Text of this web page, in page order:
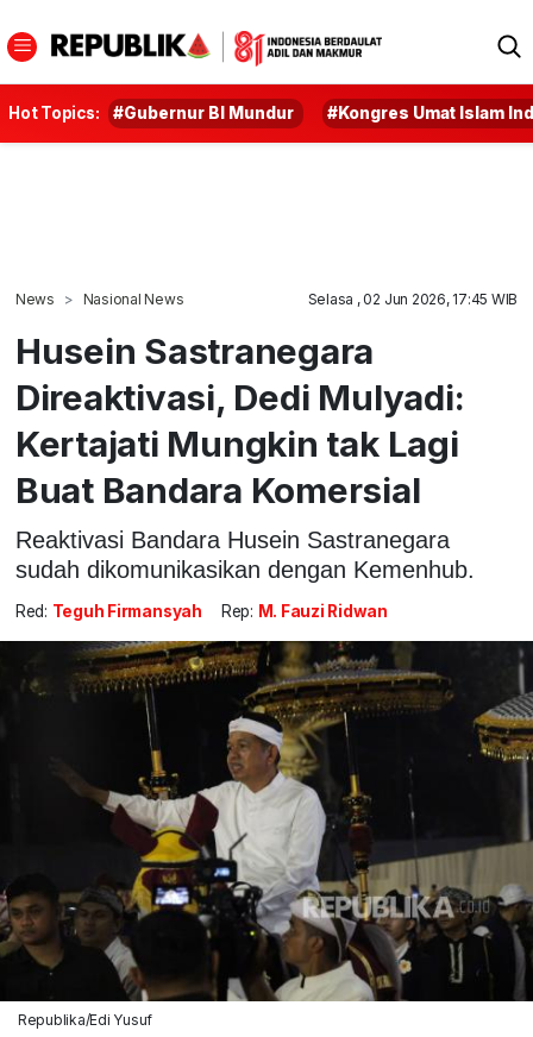
Hot Topics: #Gubernur BI Mundur #Kongres Umat Islam
News Nasional News Selasa , 02 Jun 2026, 17:45 WIB
Husein Sastranegara
Direaktivasi, Dedi Mulyadi:
Kertajati Mungkin tak Lagi
Buat Bandara Komersial
Reaktivasi Bandara Husein Sastranegara
sudah dikomunikasikan dengan Kemenhub.
Red: Teguh Firmansyah Rep: M. Fauzi Ridwan
Republika/Edi Yusuf